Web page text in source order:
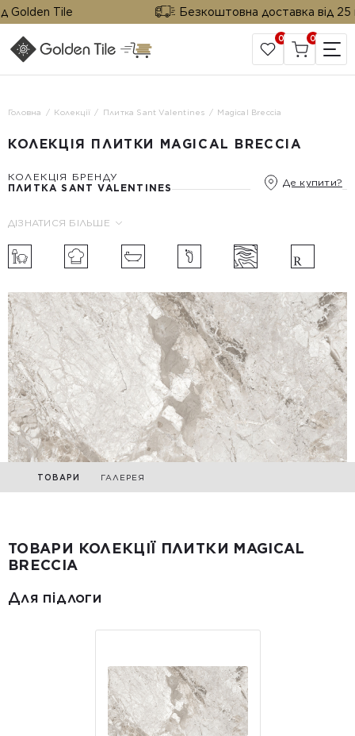
Tile Безкоштовна доставка від 25
САЙТ КОМПАНІЇ
0 0
Головна Колекції Плитка Sant Valentines Magical Breccia
КОЛЕКЦІЯ ПЛИТКИ MAGICAL BRECCIA
КОЛЕКЦІЯ БРЕНДУ
ПЛИТКА SANT VALENTINES
Де купити?
ДІЗНАТИСЯ БІЛЬШЕ
ТОВАРИ ГАЛЕРЕЯ
ТОВАРИ КОЛЕКЦІЇ ПЛИТКИ MAGICAL
BRECCIA
Для підлоги